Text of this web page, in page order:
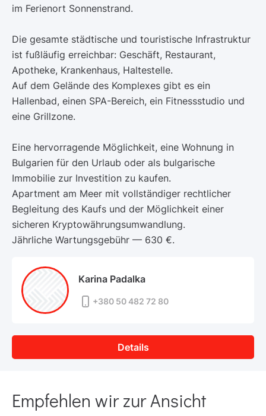
im Ferienort Sonnenstrand.
Die gesamte städtische und touristische Infrastruktur
ist fußläufig erreichbar: Geschäft, Restaurant,
Apotheke, Krankenhaus, Haltestelle.
Auf dem Gelände des Komplexes gibt es ein
Hallenbad, einen SPA-Bereich, ein Fitnessstudio und
eine Grillzone.
Eine hervorragende Möglichkeit, eine Wohnung in
Bulgarien für den Urlaub oder als bulgarische
Immobilie zur Investition zu kaufen.
Apartment am Meer mit vollständiger rechtlicher
Begleitung des Kaufs und der Möglichkeit einer
sicheren Kryptowährungsumwandlung.
Jährliche Wartungsgebühr — 630 €.
Karina Padalka
+380 50 482 72 80
Details
Empfehlen wir zur Ansicht